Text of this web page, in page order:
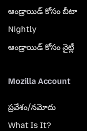
ఆండ్రాయిడ్ కోసం బీటా
Nightly
ఆండ్రాయిడ్ కోసం నైట్లీ
Mozilla Account
ప్రవేశం/నమోదు
What Is It?